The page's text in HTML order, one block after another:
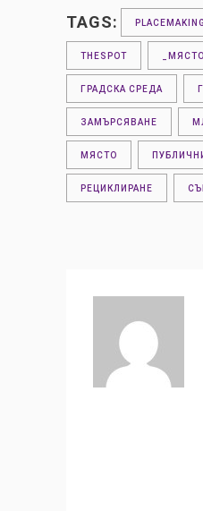
TAGS: PLACEMAKING
THESPOT _МЯСТО
ГРАДСКА СРЕДА
ЗАМЪРСЯВАНЕ
МЯСТО
РЕЦИКЛИРАНЕ